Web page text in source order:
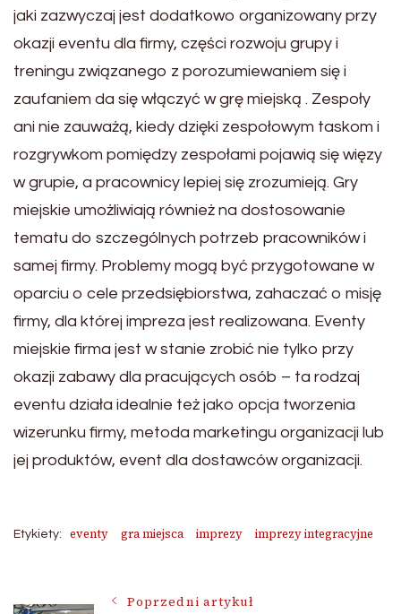
jaki zazwyczaj jest dodatkowo organizowany przy
okazji eventu dla firmy, części rozwoju grupy i
treningu związanego z porozumiewaniem się i
zaufaniem da się włączyć w grę miejską . Zespoły
ani nie zauważą, kiedy dzięki zespołowym taskom i
rozgrywkom pomiędzy zespołami pojawią się więzy
w grupie, a pracownicy lepiej się zrozumieją. Gry
miejskie umożliwiają również na dostosowanie
tematu do szczególnych potrzeb pracowników i
samej firmy. Problemy mogą być przygotowane w
oparciu o cele przedsiębiorstwa, zahaczać o misję
firmy, dla której impreza jest realizowana. Eventy
miejskie firma jest w stanie zrobić nie tylko przy
okazji zabawy dla pracujących osób – ta rodzaj
eventu działa idealnie też jako opcja tworzenia
wizerunku firmy, metoda marketingu organizacji lub
jej produktów, event dla dostawców organizacji.
Etykiety: eventy gra miejsca imprezy imprezy integracyjne
Poprzedni artykuł